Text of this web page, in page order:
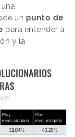
un punto de
para entender a
y la